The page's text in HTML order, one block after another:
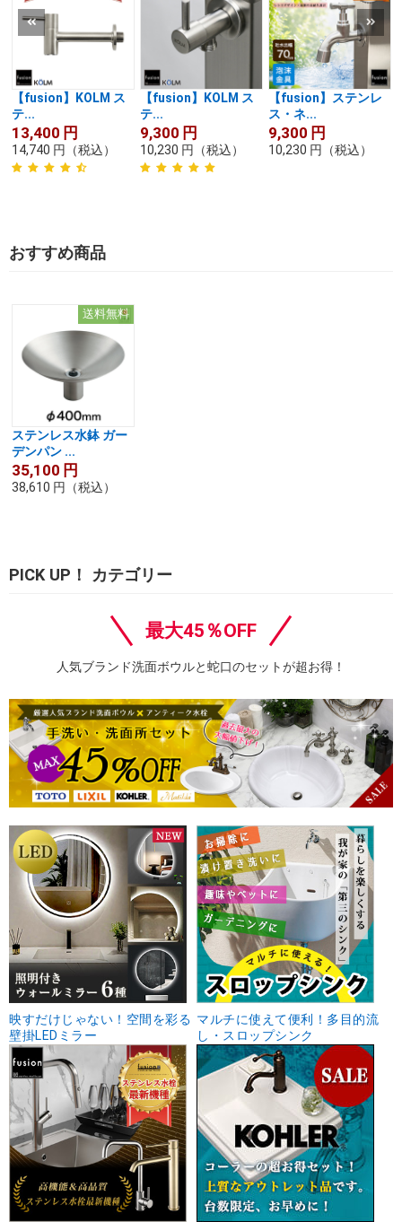
【fusion】KOLM ス
テ...
13,400 円
14,740 円 （税込）
【fusion】KOLM ス
テ...
9,300 円
10,230 円 （税込）
【fusion】ステンレ
ス・ネ...
9,300 円
10,230 円 （税込）
おすすめ商品
送料無料
ステンレス水鉢 ガー
デンパン ...
35,100 円
38,610 円 （税込）
PICK UP！ カテゴリー
最大45％OFF
人気ブランド洗面ボウルと蛇口のセットが超お得！
映すだけじゃない！空間を彩る
壁掛LEDミラー
マルチに使えて便利！多目的流
し・スロップシンク